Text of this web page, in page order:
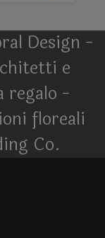
Design -
e
regalo -
floreali
Co.